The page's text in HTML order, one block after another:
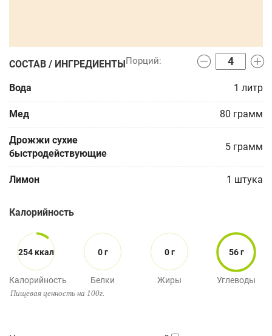
СОСТАВ / ИНГРЕДИЕНТЫ
Вода 1 литр
Мед 80 грамм
Дрожжи сухие
быстродействующие
5 грамм
Лимон 1 штука
Калорийность
254 ккал
Калорийность
0 г
Белки
0 г
Жиры
56 г
Углеводы
Пищевая ценность на 100г.